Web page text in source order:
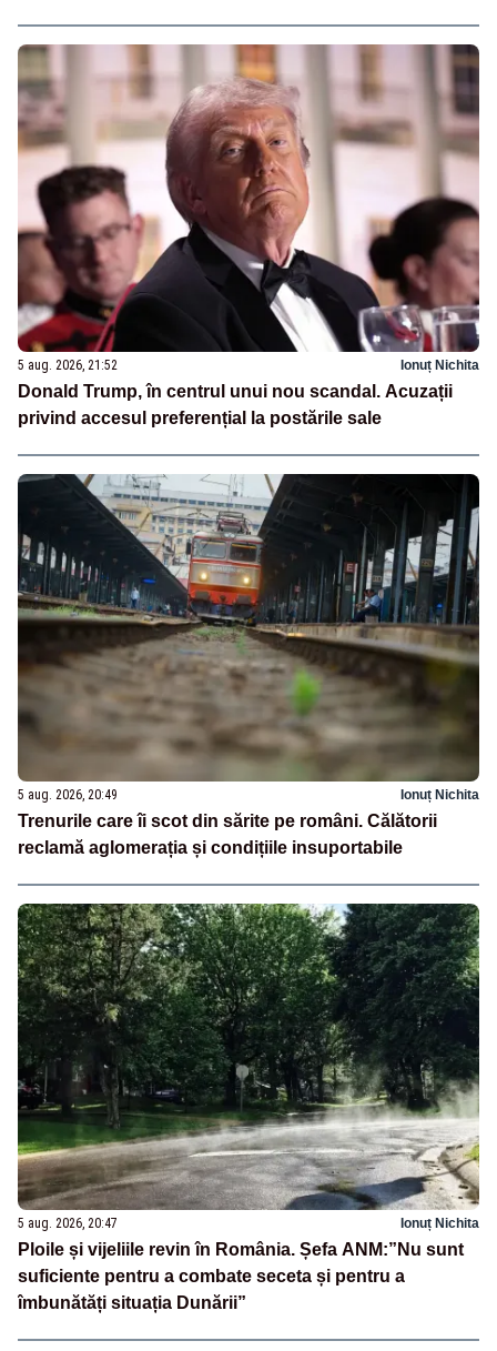
5 aug. 2026, 21:52 Ionuț Nichita
Donald Trump, în centrul unui nou scandal. Acuzații
privind accesul preferențial la postările sale
5 aug. 2026, 20:49 Ionuț Nichita
Trenurile care îi scot din sărite pe români. Călătorii
reclamă aglomerația și condițiile insuportabile
5 aug. 2026, 20:47 Ionuț Nichita
Ploile și vijeliile revin în România. Șefa ANM:”Nu sunt
suficiente pentru a combate seceta și pentru a
îmbunătăți situația Dunării”